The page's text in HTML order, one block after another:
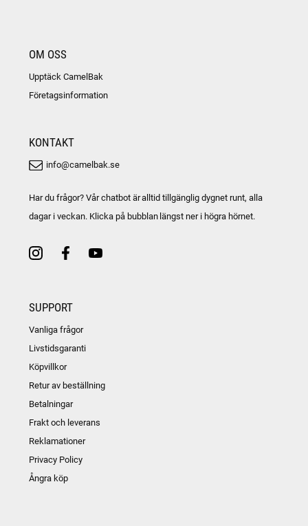
OM OSS
Upptäck CamelBak
Företagsinformation
KONTAKT
info@camelbak.se
Har du frågor? Vår chatbot är alltid tillgänglig dygnet runt, alla
dagar i veckan. Klicka på bubblan längst ner i högra hörnet.
SUPPORT
Vanliga frågor
Livstidsgaranti
Köpvillkor
Retur av beställning
Betalningar
Frakt och leverans
Reklamationer
Privacy Policy
Ångra köp